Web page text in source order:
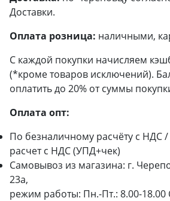
Доставки.
Оплата розница: наличными,
С каждой покупки начисляем
(*кроме товаров исключений).
оплатить до 20% от суммы
Оплата опт:
По безналичному расчёту с НДС
расчет с НДС (УПД+чек)
Самовывоз из магазина: г.
23а,
режим работы: Пн.-Пт.: 8.00-18.00